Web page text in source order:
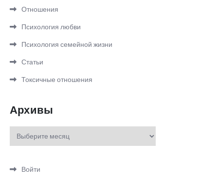
Отношения
Психология любви
Психология семейной жизни
Статьи
Токсичные отношения
Архивы
Архивы
Войти